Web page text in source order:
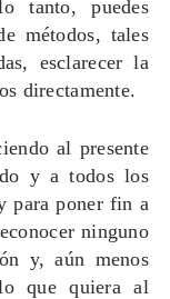
tanto, puedes
métodos, tales
esclarecer la
directamente.
al presente
y a todos los
para poner fin a
ninguno
y, aún menos
que quiera al